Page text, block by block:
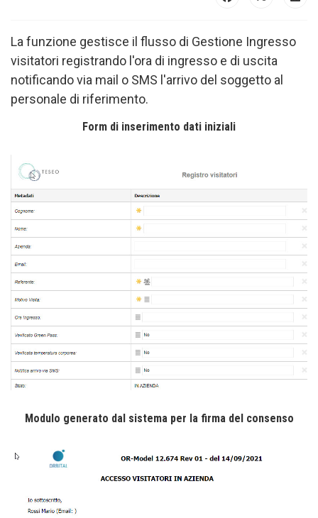
La funzione gestisce il flusso di Gestione Ingresso
visitatori registrando l'ora di ingresso e di uscita
notificando via mail o SMS l'arrivo del soggetto al
personale di riferimento.
Form di inserimento dati iniziali
Modulo generato dal sistema per la firma del consenso